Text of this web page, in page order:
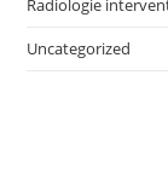
Radiologie
Uncategorized